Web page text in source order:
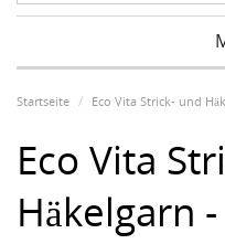
Startseite Eco Vita Strick- und
Eco Vita
Häkelgarn